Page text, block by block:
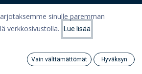
Suosituimmat
Category
sinulle paremman
verkkosivustolla.
Lue lisää
Vain välttämättömät Hyväksyn